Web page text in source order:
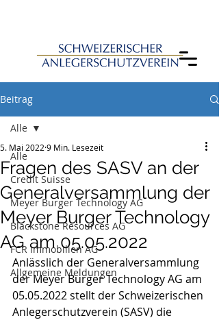
Beitrag
Alle
Credit Suisse
Meyer Burger Technology AG
Blackstone Resources AG
FCR Immobilien AG
Allgemeine Meldungen
Alle
Fragen des SASV an der
Generalversammlung der
Meyer Burger Technology
AG am 05.05.2022
5. Mai 2022 9 Min. Lesezeit
Anlässlich der Generalversammlung
der Meyer Burger Technology AG am
05.05.2022 stellt der Schweizerischen
Anlegerschutzverein (SASV) die